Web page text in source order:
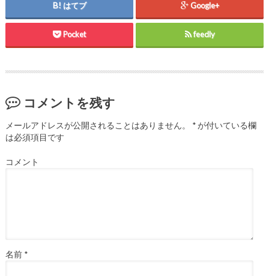
はてブ Google+
Pocket feedly
コメントを残す
メールアドレスが公開されることはありません。 *が付いている欄
は必須項目です
コメント
名前 *